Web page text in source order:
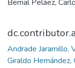
Bernal Peláez,
Andrade Jaramillo,
Giraldo Hernández,